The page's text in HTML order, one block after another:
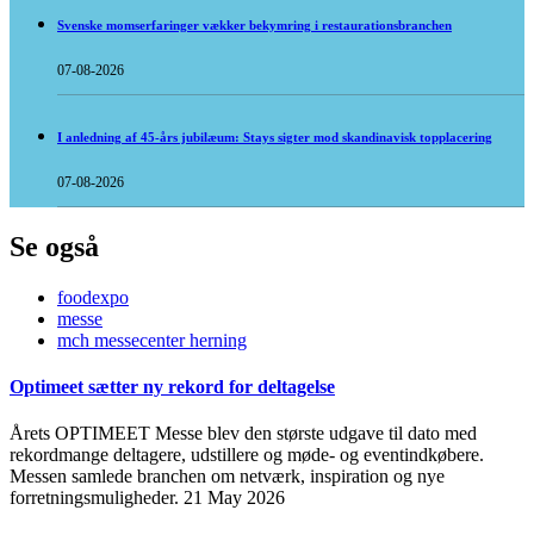
Svenske momserfaringer vækker bekymring i restaurationsbranchen
07-08-2026
I anledning af 45-års jubilæum: Stays sigter mod skandinavisk topplacering
07-08-2026
Se også
foodexpo
messe
mch messecenter herning
Optimeet sætter ny rekord for deltagelse
Årets OPTIMEET Messe blev den største udgave til dato med
rekordmange deltagere, udstillere og møde- og eventindkøbere.
Messen samlede branchen om netværk, inspiration og nye
forretningsmuligheder. 21 May 2026